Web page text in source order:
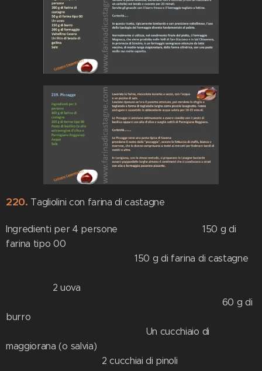
220. Tagliolini con farina di castagne
Ingredienti per 4 persone 150 g di
farina tipo 00
150 g di farina di castagne
2 uova
60 g di
burro
Un cucchiaio di
maggiorana (o salvia)
2 cucchiai di pinoli